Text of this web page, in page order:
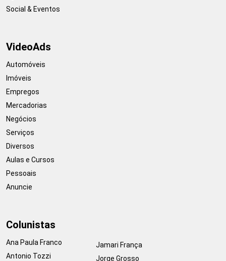
Social & Eventos
VideoAds
Automóveis
Imóveis
Empregos
Mercadorias
Negócios
Serviços
Diversos
Aulas e Cursos
Pessoais
Anuncie
Colunistas
Ana Paula Franco
Antonio Tozzi
Jamari França
Jorge Grosso